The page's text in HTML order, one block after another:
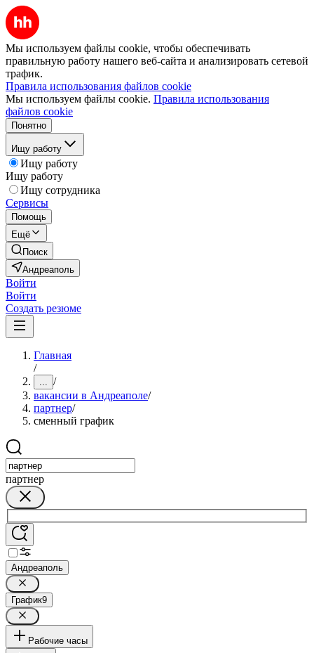
Мы используем файлы cookie, чтобы обеспечивать
правильную работу нашего веб-сайта и анализировать сетевой
трафик.
Правила использования файлов cookie
Мы используем файлы cookie. Правила использования
файлов cookie
Понятно
Ищу работу
Ищу работу
Ищу работу
Ищу сотрудника
Сервисы
Помощь
Ещё
Поиск
Андреаполь
Войти
Войти
Создать резюме
Главная
/
... /
вакансии в Андреаполе/
партнер/
сменный график
партнер
Андреаполь
График9
Рабочие часы